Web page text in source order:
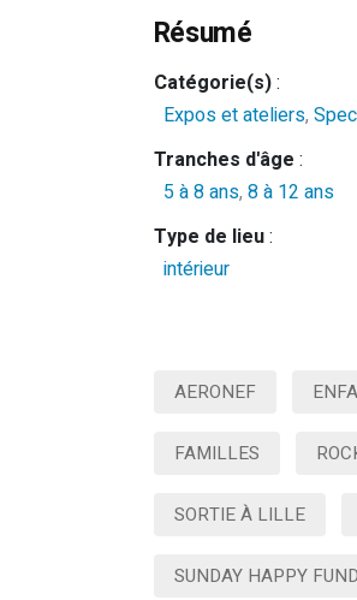
Résumé
Catégorie(s):
Expos et ateliers,
Tranches d'âge :
5 à 8 ans, 8 à 12 ans
Type de lieu:
intérieur
AERONEF
FAMILLES
SORTIE À LILLE
SUNDAY HAPPY